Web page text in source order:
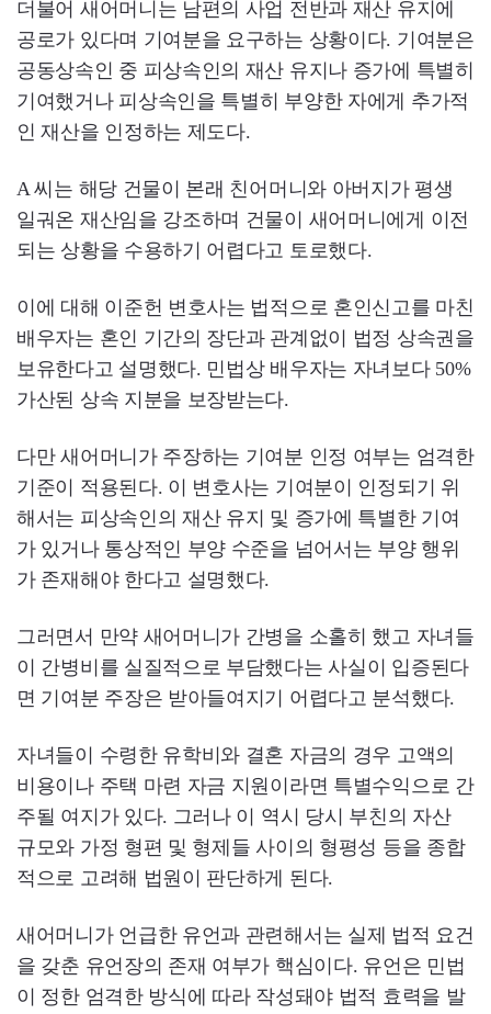
더불어 새어머니는 남편의 사업 전반과 재산 유지에
공로가 있다며 기여분을 요구하는 상황이다. 기여분은
공동상속인 중 피상속인의 재산 유지나 증가에 특별히
기여했거나 피상속인을 특별히 부양한 자에게 추가적
인 재산을 인정하는 제도다.
A 씨는 해당 건물이 본래 친어머니와 아버지가 평생
일궈온 재산임을 강조하며 건물이 새어머니에게 이전
되는 상황을 수용하기 어렵다고 토로했다.
이에 대해 이준헌 변호사는 법적으로 혼인신고를 마친
배우자는 혼인 기간의 장단과 관계없이 법정 상속권을
보유한다고 설명했다. 민법상 배우자는 자녀보다 50%
가산된 상속 지분을 보장받는다.
다만 새어머니가 주장하는 기여분 인정 여부는 엄격한
기준이 적용된다. 이 변호사는 기여분이 인정되기 위
해서는 피상속인의 재산 유지 및 증가에 특별한 기여
가 있거나 통상적인 부양 수준을 넘어서는 부양 행위
가 존재해야 한다고 설명했다.
그러면서 만약 새어머니가 간병을 소홀히 했고 자녀들
이 간병비를 실질적으로 부담했다는 사실이 입증된다
면 기여분 주장은 받아들여지기 어렵다고 분석했다.
자녀들이 수령한 유학비와 결혼 자금의 경우 고액의
비용이나 주택 마련 자금 지원이라면 특별수익으로 간
주될 여지가 있다. 그러나 이 역시 당시 부친의 자산
규모와 가정 형편 및 형제들 사이의 형평성 등을 종합
적으로 고려해 법원이 판단하게 된다.
새어머니가 언급한 유언과 관련해서는 실제 법적 요건
을 갖춘 유언장의 존재 여부가 핵심이다. 유언은 민법
이 정한 엄격한 방식에 따라 작성돼야 법적 효력을 발